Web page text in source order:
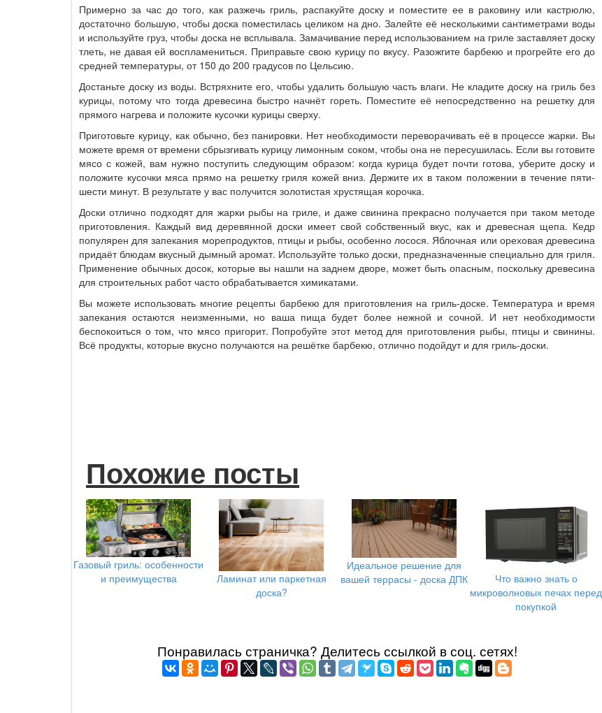
Примерно за час до того, как разжечь гриль, распакуйте доску и поместите ее в раковину или кастрюлю,
достаточно большую, чтобы доска поместилась целиком на дно. Залейте её несколькими сантиметрами воды
и используйте груз, чтобы доска не всплывала. Замачивание перед использованием на гриле заставляет доску
тлеть, не давая ей воспламениться. Приправьте свою курицу по вкусу. Разожгите барбекю и прогрейте его до
средней температуры, от 150 до 200 градусов по Цельсию.
Достаньте доску из воды. Встряхните его, чтобы удалить большую часть влаги. Не кладите доску на гриль без
курицы, потому что тогда древесина быстро начнёт гореть. Поместите её непосредственно на решетку для
прямого нагрева и положите кусочки курицы сверху.
Приготовьте курицу, как обычно, без панировки. Нет необходимости переворачивать её в процессе жарки. Вы
можете время от времени сбрызгивать курицу лимонным соком, чтобы она не пересушилась. Если вы готовите
мясо с кожей, вам нужно поступить следующим образом: когда курица будет почти готова, уберите доску и
положите кусочки мяса прямо на решетку гриля кожей вниз. Держите их в таком положении в течение пяти-
шести минут. В результате у вас получится золотистая хрустящая корочка.
Доски отлично подходят для жарки рыбы на гриле, и даже свинина прекрасно получается при таком методе
приготовления. Каждый вид деревянной доски имеет свой собственный вкус, как и древесная щепа. Кедр
популярен для запекания морепродуктов, птицы и рыбы, особенно лосося. Яблочная или ореховая древесина
придаёт блюдам вкусный дымный аромат. Используйте только доски, предназначенные специально для гриля.
Применение обычных досок, которые вы нашли на заднем дворе, может быть опасным, поскольку древесина
для строительных работ часто обрабатывается химикатами.
Вы можете использовать многие рецепты барбекю для приготовления на гриль-доске. Температура и время
запекания остаются неизменными, но ваша пища будет более нежной и сочной. И нет необходимости
беспокоиться о том, что мясо пригорит. Попробуйте этот метод для приготовления рыбы, птицы и свинины.
Всё продукты, которые вкусно получаются на решётке барбекю, отлично подойдут и для гриль-доски.
Похожие посты
Газовый гриль: особенности
и преимущества
Ламинат или паркетная
доска?
Идеальное решение для
вашей террасы - доска ДПК
Что важно знать о
микроволновых печах перед
покупкой
Понравилась страничка? Делитеcь ссылкой в соц. сетях!